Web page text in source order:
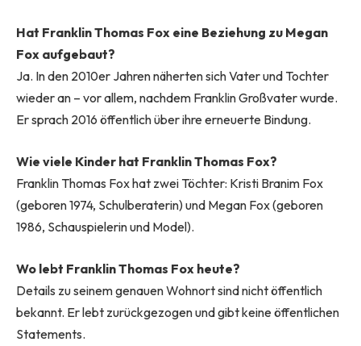
Hat Franklin Thomas Fox eine Beziehung zu Megan
Fox aufgebaut?
Ja. In den 2010er Jahren näherten sich Vater und Tochter
wieder an – vor allem, nachdem Franklin Großvater wurde.
Er sprach 2016 öffentlich über ihre erneuerte Bindung.
Wie viele Kinder hat Franklin Thomas Fox?
Franklin Thomas Fox hat zwei Töchter: Kristi Branim Fox
(geboren 1974, Schulberaterin) und Megan Fox (geboren
1986, Schauspielerin und Model).
Wo lebt Franklin Thomas Fox heute?
Details zu seinem genauen Wohnort sind nicht öffentlich
bekannt. Er lebt zurückgezogen und gibt keine öffentlichen
Statements.